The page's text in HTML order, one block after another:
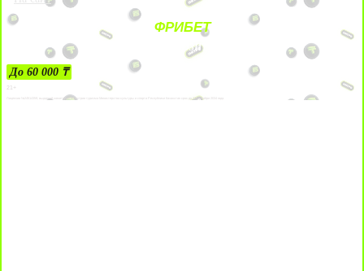
ФРИБЕТ
ЗА ДЕПОЗИТЫ
До 60 000 ₸
21+
Лицензии №24514359, выданной комитетом индустрии туризма Министерства культуры и спорта Республики Казахстан срок до 27 сентября 2034 года.